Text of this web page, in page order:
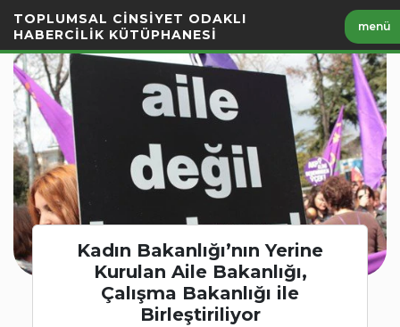
Geç
TOPLUMSAL CİNSİYET ODAKLI
HABERCİLİK KÜTÜPHANESİ
menü
Kadın Bakanlığı’nın Yerine
Kurulan Aile Bakanlığı,
Çalışma Bakanlığı ile
Birleştiriliyor